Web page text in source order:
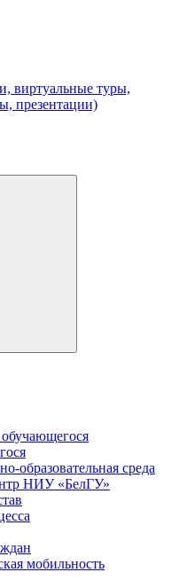
виртуальные туры,
презентации)
образовательная среда
НИУ «БелГУ»
мобильность